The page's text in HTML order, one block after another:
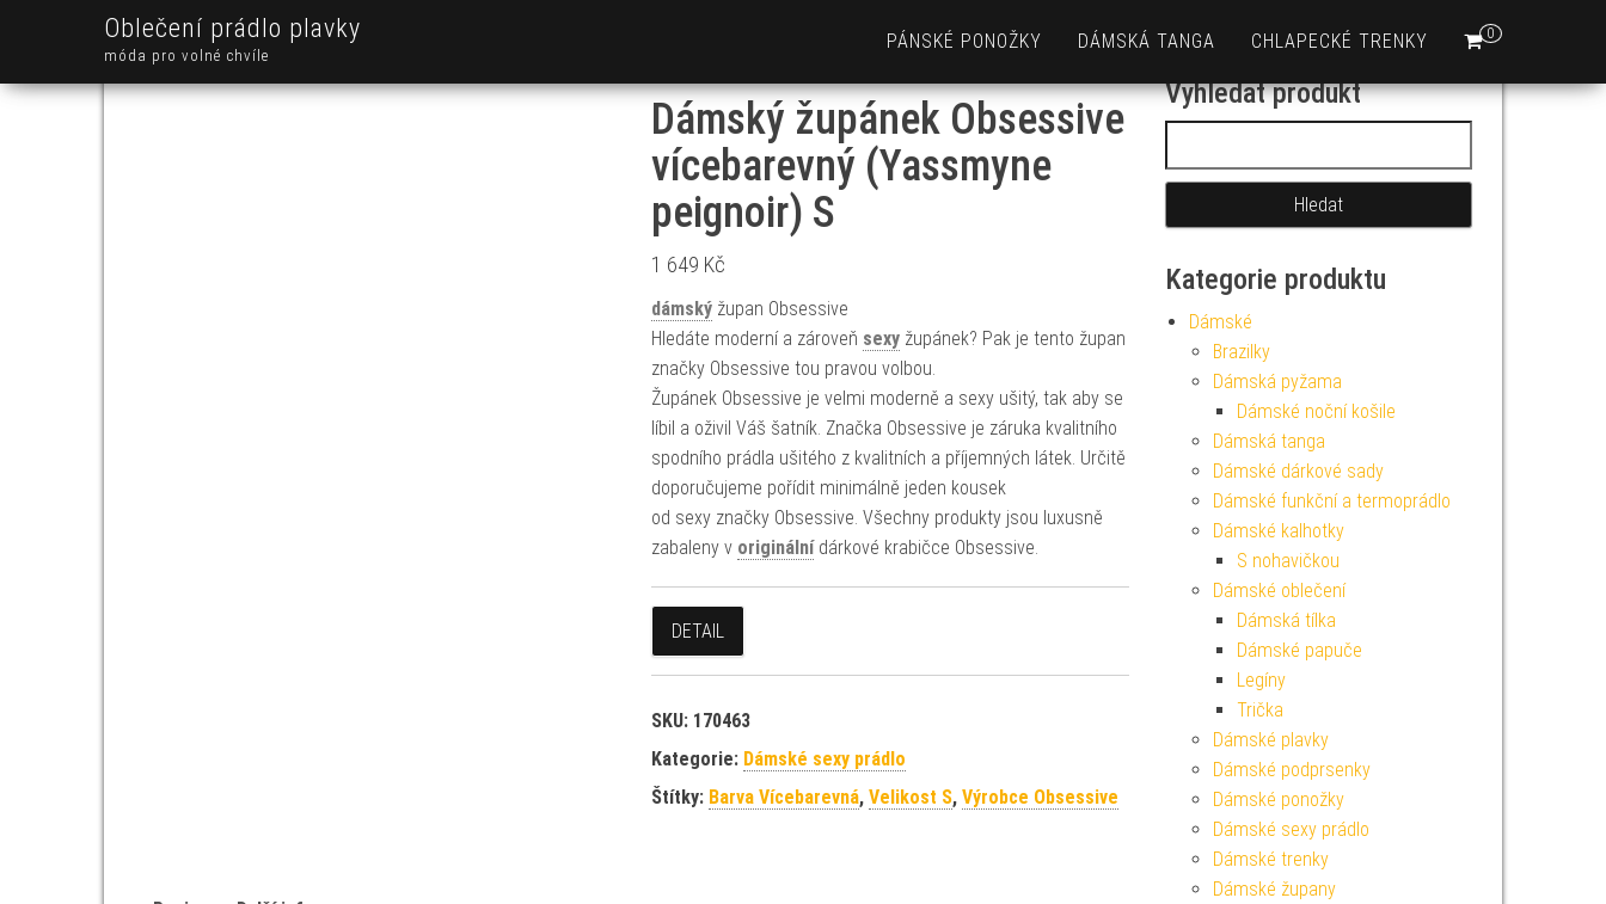
Oblečení prádlo plavky
móda pro volné chvíle
0
PÁNSKÉ PONOŽKY DÁMSKÁ TANGA CHLAPECKÉ TRENKY
Dámský župánek Obsessive
vícebarevný (Yassmyne
peignoir) S
1 649 Kč
dámskýžupan Obsessive
Hledáte moderní a zároveň sexyžupánek? Pak je tento župan
značky Obsessive tou pravou volbou.
Župánek Obsessive je velmi moderně a sexy ušitý, tak aby se
líbil a oživil Váš šatník. Značka Obsessive je záruka kvalitního
spodního prádla ušitého z kvalitních a příjemných látek. Určitě
doporučujeme pořídit minimálně jeden kousek
od sexy značky Obsessive. Všechny produkty jsou luxusně
zabaleny v originálnídárkové krabičce Obsessive.
DETAIL
SKU: 170463
Kategorie: Dámské sexy prádlo
Štítky: Barva Vícebarevná, Velikost S, Výrobce Obsessive
Vyhledat produkt
Kategorie produktu
Dámské
Brazilky
Dámská pyžama
Dámské noční košile
Dámská tanga
Dámské dárkové sady
Dámské funkční a termoprádlo
Dámské kalhotky
S nohavičkou
Dámské oblečení
Dámská tílka
Dámské papuče
Legíny
Trička
Dámské plavky
Dámské podprsenky
Dámské ponožky
Dámské sexy prádlo
Dámské trenky
Dámské župany